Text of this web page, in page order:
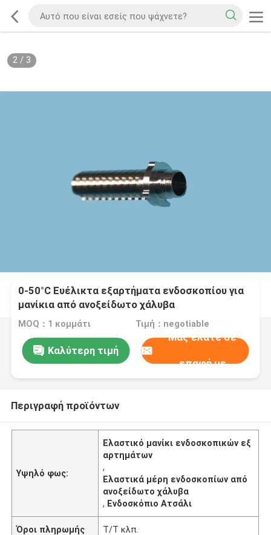
2/ 3
0-50°C Ευέλικτα εξαρτήματα ενδοσκοπίου για
μανίκια από ανοξείδωτο χάλυβα
MOQ：1 κομμάτι Τιμή：negotiable
Καλύτερη τιμή
Μας ελάτε σε
επαφή με
Περιγραφή προϊόντων
Υψηλό φως:
Ελαστικό μανίκι ενδοσκοπικών εξ
αρτημάτων
,
Ελαστικά μέρη ενδοσκοπίων από
ανοξείδωτο χάλυβα
, Ενδοσκόπιο Ατσάλι
Όροι πληρωμής Τ/Τ κλπ.